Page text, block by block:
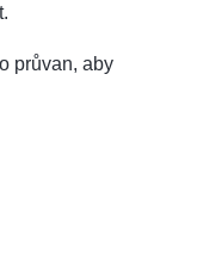
průvan, aby